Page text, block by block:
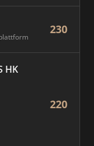
230
HK
220